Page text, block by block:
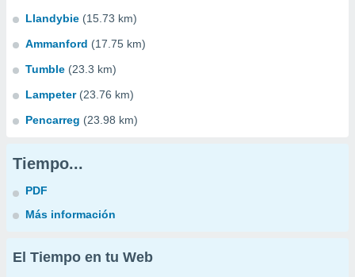
Llandybie (15.73 km)
Ammanford (17.75 km)
Tumble (23.3 km)
Lampeter (23.76 km)
Pencarreg (23.98 km)
Tiempo...
PDF
Más información
El Tiempo en tu Web